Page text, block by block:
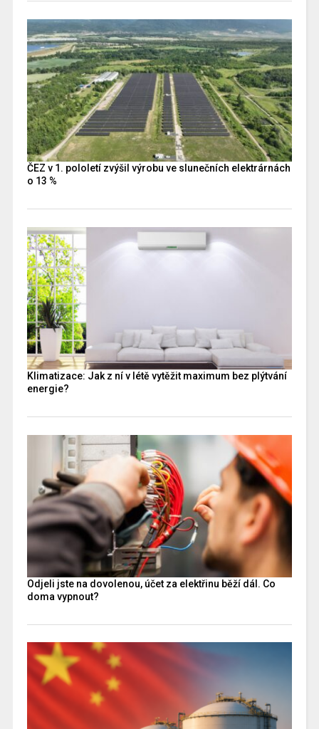
ČEZ v 1. pololetí zvýšil výrobu ve slunečních elektrárnách
o 13 %
Klimatizace: Jak z ní v létě vytěžit maximum bez plýtvání
energie?
Odjeli jste na dovolenou, účet za elektřinu běží dál. Co
doma vypnout?